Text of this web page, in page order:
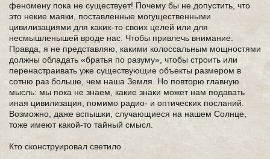
феномену пока не существует! Почему бы не допустить, что
это некие маяки, поставленные могущественными
цивилизациями для каких-то своих целей или для
несмышленышей вроде нас. Чтобы привлечь внимание.
Правда, я не представляю, какими колоссальным мощностями
должны обладать «братья по разуму», чтобы строить или
перенастраивать уже существующие объекты размером в
сотню раз больше, чем наша Земля. Но повторю главную
мысль: мы пока не знаем, какие знаки может нам подавать
иная цивилизация, помимо радио- и оптических посланий.
Возможно, даже вспышки, случающиеся на нашем Солнце,
тоже имеют какой-то тайный смысл.
Кто сконструировал светило